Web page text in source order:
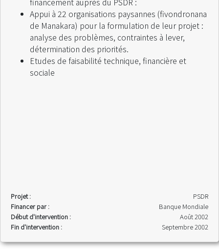
Appui à 22 organisations paysannes (fivondronana
de Manakara) pour la formulation de leur projet :
analyse des problèmes, contraintes à lever,
détermination des priorités.
Etudes de faisabilité technique, financière et
sociale
Projet :
PSDR
Financer par :
Banque Mondiale
Début d'intervention :
Août 2002
Fin d'intervention :
Septembre 2002